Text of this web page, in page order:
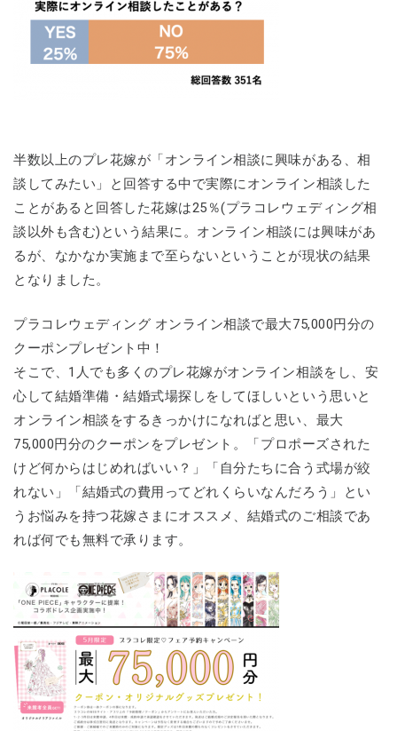
半数以上のプレ花嫁が「オンライン相談に興味がある、相
談してみたい」と回答する中で実際にオンライン相談した
ことがあると回答した花嫁は25％(プラコレウェディング相
談以外も含む)という結果に。オンライン相談には興味があ
るが、なかなか実施まで至らないということが現状の結果
となりました。
プラコレウェディング オンライン相談で最大75,000円分の
クーポンプレゼント中！
そこで、1人でも多くのプレ花嫁がオンライン相談をし、安
心して結婚準備・結婚式場探しをしてほしいという思いと
オンライン相談をするきっかけになればと思い、最大
75,000円分のクーポンをプレゼント。「プロポーズされた
けど何からはじめればいい？」「自分たちに合う式場が絞
れない」「結婚式の費用ってどれくらいなんだろう」とい
うお悩みを持つ花嫁さまにオススメ、結婚式のご相談であ
れば何でも無料で承ります。